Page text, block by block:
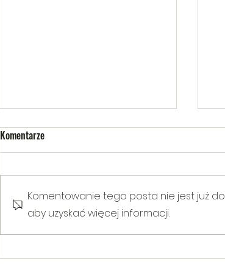
Warsztaty poruszające temat
V
Komentarze
Komentowanie tego posta nie jest już
aby uzyskać więcej informacji.